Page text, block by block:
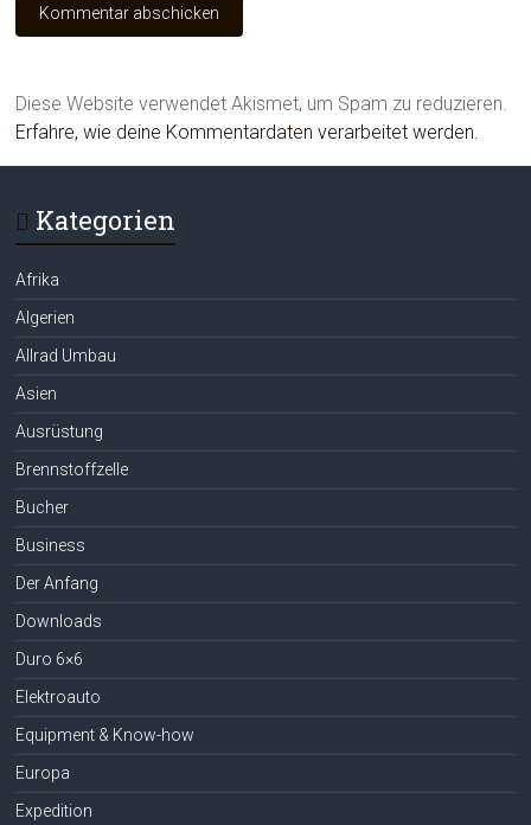
Diese Website verwendet Akismet, um Spam zu reduzieren.
Erfahre, wie deine Kommentardaten verarbeitet werden.
Kategorien
Afrika
Algerien
Allrad Umbau
Asien
Ausrüstung
Brennstoffzelle
Bucher
Business
Der Anfang
Downloads
Duro 6×6
Elektroauto
Equipment & Know-how
Europa
Expedition